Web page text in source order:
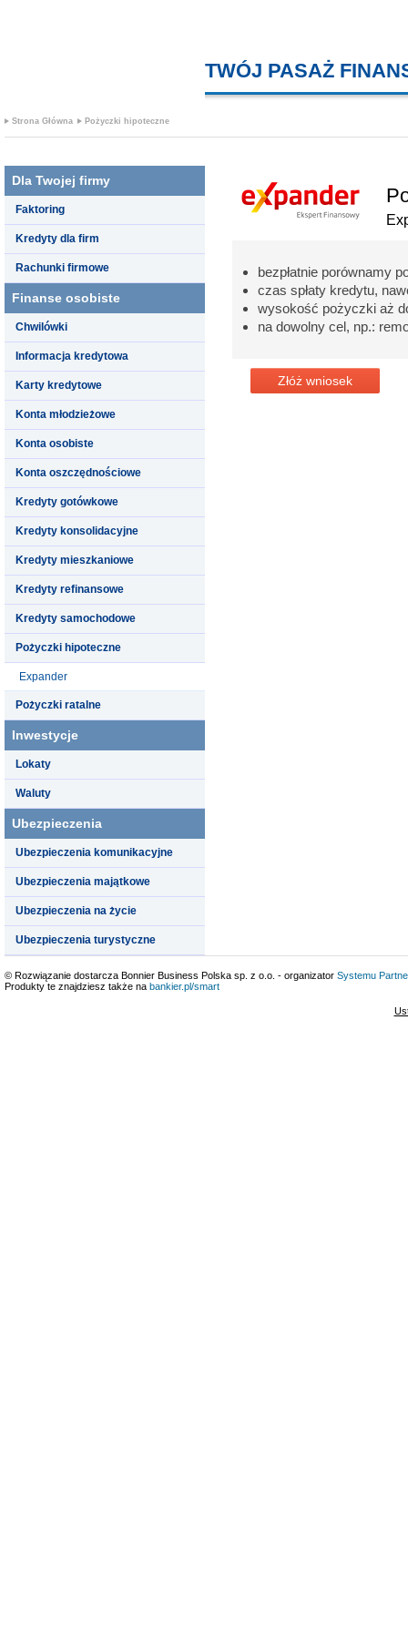
TWÓJ PASAŻ
Strona Główna Pożyczki hipoteczne
Dla Twojej firmy
Faktoring
Kredyty dla firm
Rachunki firmowe
Finanse osobiste
Chwilówki
Informacja kredytowa
Karty kredytowe
Konta młodzieżowe
Konta osobiste
Konta oszczędnościowe
Kredyty gotówkowe
Kredyty konsolidacyjne
Kredyty mieszkaniowe
Kredyty refinansowe
Kredyty samochodowe
Pożyczki hipoteczne
Expander
Pożyczki ratalne
Inwestycje
Lokaty
Waluty
Ubezpieczenia
Ubezpieczenia komunikacyjne
Ubezpieczenia majątkowe
Ubezpieczenia na życie
Ubezpieczenia turystyczne
bezpłatnie porównamy
czas spłaty kredytu,
wysokość pożyczki aż
na dowolny cel, np.:
Złóż wniosek
© Rozwiązanie dostarcza Bonnier Business Polska sp. z o.o. - organizator Systemu
Produkty te znajdziesz także na bankier.pl/smart